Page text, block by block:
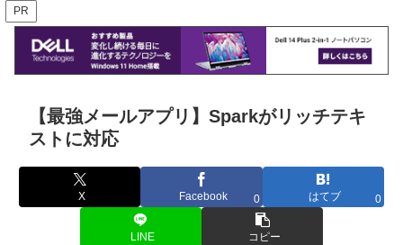
PR
【最強メールアプリ】Sparkがリッチテキ
ストに対応
X Facebook 0 はてブ 0
LINE コピー